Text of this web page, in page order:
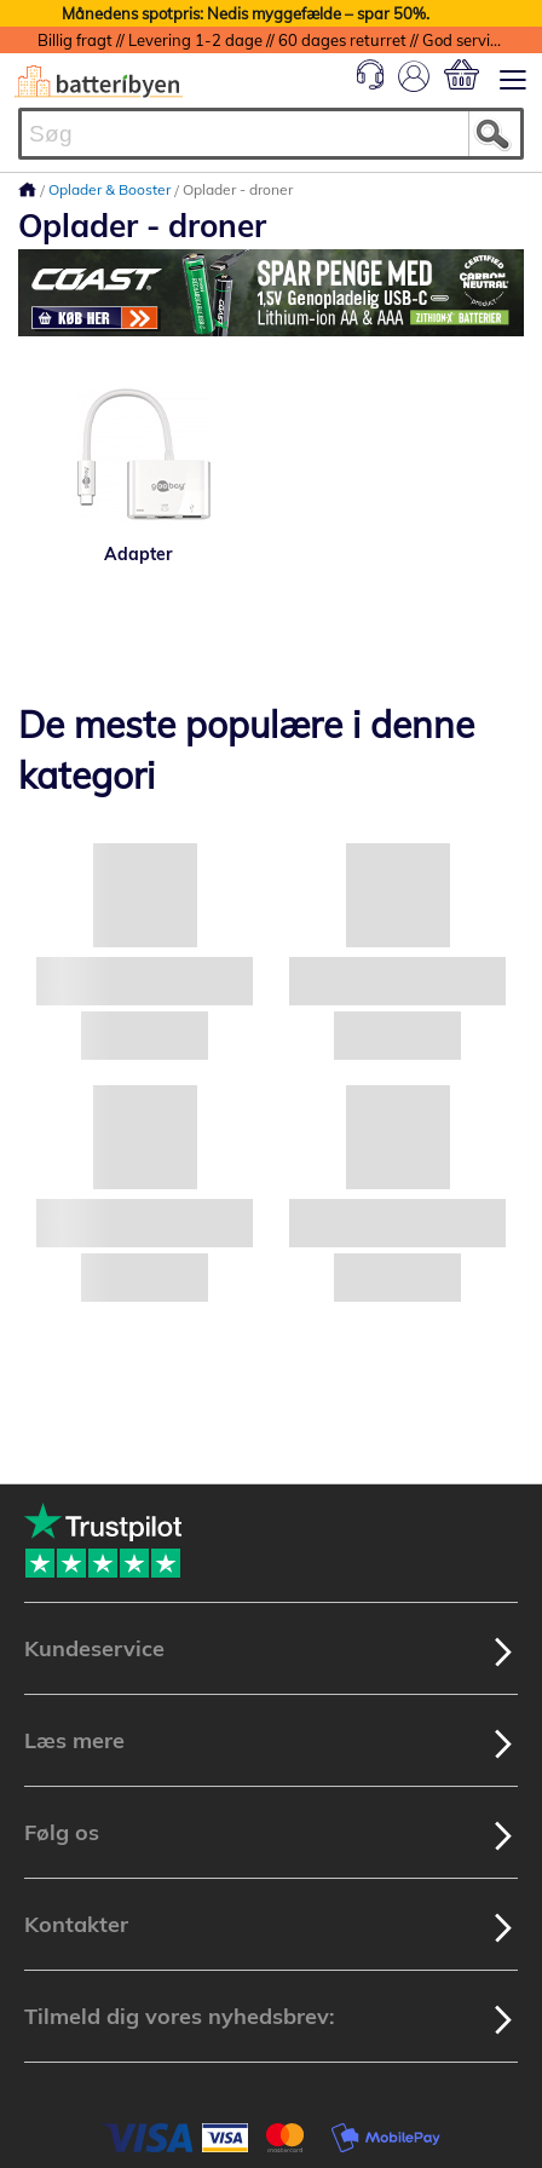
Månedens spotpris: Nedis myggefælde – spar 50%.
Billig fragt // Levering 1-2 dage // 60 dages returret // God service med garanti
Oplader & Booster Oplader - droner
Oplader - droner
Adapter
De meste populære i denne
kategori
Kundeservice
Læs mere
Følg os
Kontakter
Tilmeld dig vores nyhedsbrev: